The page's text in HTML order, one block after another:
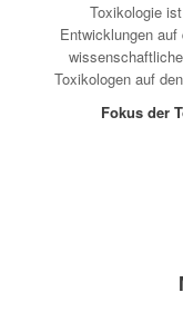
Toxikologie
Entwicklungen
Toxikologen auf
Fokus der